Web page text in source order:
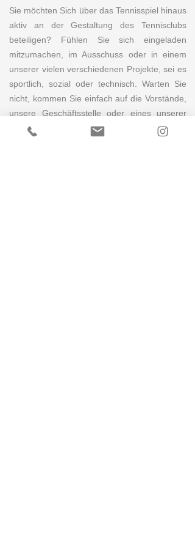
Sie möchten Sich über das Tennisspiel hinaus
aktiv an der Gestaltung des Tennisclubs
beteiligen? Fühlen Sie sich eingeladen
mitzumachen, im Ausschuss oder in einem
unserer vielen verschiedenen Projekte, sei es
sportlich, sozial oder technisch. Warten Sie
nicht, kommen Sie einfach auf die Vorstände,
unsere Geschäftsstelle oder eines unserer
vielen Ausschussmitglieder zu. Wir freuen